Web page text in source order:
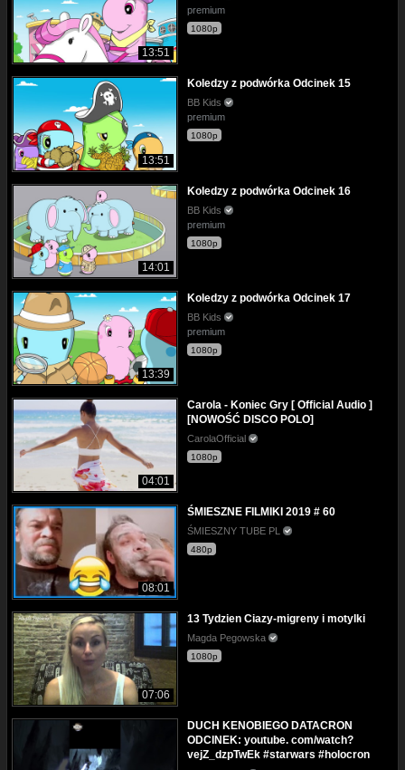
13:51
premium
1080p
13:51
Koledzy z podwórka Odcinek 15
BB Kids
premium
1080p
14:01
Koledzy z podwórka Odcinek 16
BB Kids
premium
1080p
13:39
Koledzy z podwórka Odcinek 17
BB Kids
premium
1080p
04:01
Carola - Koniec Gry [ Official Audio ]
[NOWOŚĆ DISCO POLO]
CarolaOfficial
1080p
08:01
ŚMIESZNE FILMIKI 2019 # 60
ŚMIESZNY TUBE PL
480p
07:06
13 Tydzien Ciazy-migreny i motylki
Magda Pegowska
1080p
DUCH KENOBIEGO DATACRON
ODCINEK: youtube. com/watch?
vejZ_dzpTwEk #starwars #holocron